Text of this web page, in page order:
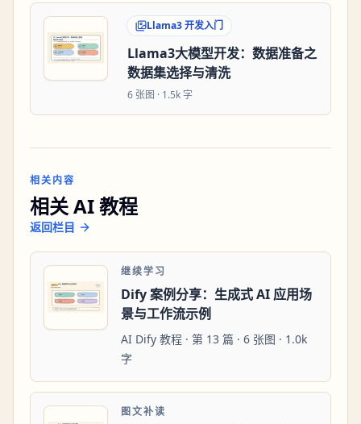
Llama3 开发入门
Llama3大模型开发：数据准备之
数据集选择与清洗
6 张图 · 1.5k 字
相关内容
相关 AI 教程
返回栏目
继续学习
Dify 案例分享：生成式 AI 应用场
景与工作流示例
AI Dify 教程 · 第 13 篇 · 6 张图 · 1.0k
字
图文补读